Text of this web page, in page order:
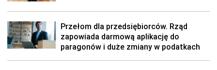
Przełom dla przedsiębiorców. Rząd
zapowiada darmową aplikację do
paragonów i duże zmiany w podatkach